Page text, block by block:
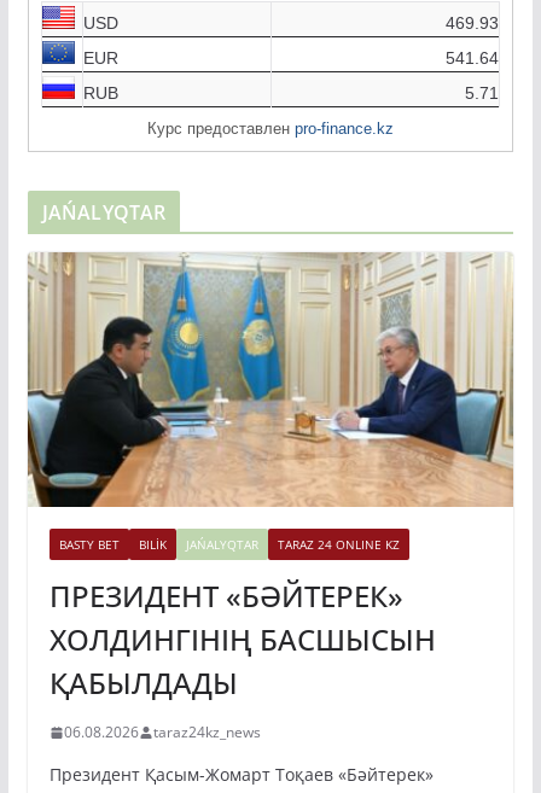
USD
469.93
EUR
541.64
RUB
5.71
Курс предоставлен pro-finance.kz
JAŃALYQTAR
BASTY BET BILİK JAŃALYQTAR TARAZ 24 ONLINE KZ
ПРЕЗИДЕНТ «БӘЙТЕРЕК»
ХОЛДИНГІНІҢ БАСШЫСЫН
ҚАБЫЛДАДЫ
06.08.2026 taraz24kz_news
Президент Қасым-Жомарт Тоқаев «Бәйтерек»